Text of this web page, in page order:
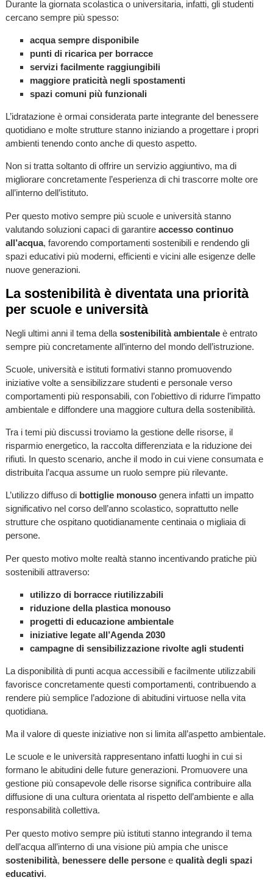
Durante la giornata scolastica o universitaria, infatti, gli studenti
cercano sempre più spesso:
acqua sempre disponibile
punti di ricarica per borracce
servizi facilmente raggiungibili
maggiore praticità negli spostamenti
spazi comuni più funzionali
L’idratazione è ormai considerata parte integrante del benessere
quotidiano e molte strutture stanno iniziando a progettare i propri
ambienti tenendo conto anche di questo aspetto.
Non si tratta soltanto di offrire un servizio aggiuntivo, ma di
migliorare concretamente l’esperienza di chi trascorre molte ore
all’interno dell’istituto.
Per questo motivo sempre più scuole e università stanno
valutando soluzioni capaci di garantire accesso continuo
all’acqua, favorendo comportamenti sostenibili e rendendo gli
spazi educativi più moderni, efficienti e vicini alle esigenze delle
nuove generazioni.
La sostenibilità è diventata una priorità
per scuole e università
Negli ultimi anni il tema della sostenibilità ambientaleè entrato
sempre più concretamente all’interno del mondo dell’istruzione.
Scuole, università e istituti formativi stanno promuovendo
iniziative volte a sensibilizzare studenti e personale verso
comportamenti più responsabili, con l’obiettivo di ridurre l’impatto
ambientale e diffondere una maggiore cultura della sostenibilità.
Tra i temi più discussi troviamo la gestione delle risorse, il
risparmio energetico, la raccolta differenziata e la riduzione dei
rifiuti. In questo scenario, anche il modo in cui viene consumata e
distribuita l’acqua assume un ruolo sempre più rilevante.
L’utilizzo diffuso di bottiglie monousogenera infatti un impatto
significativo nel corso dell’anno scolastico, soprattutto nelle
strutture che ospitano quotidianamente centinaia o migliaia di
persone.
Per questo motivo molte realtà stanno incentivando pratiche più
sostenibili attraverso:
utilizzo di borracce riutilizzabili
riduzione della plastica monouso
progetti di educazione ambientale
iniziative legate all’Agenda 2030
campagne di sensibilizzazione rivolte agli studenti
La disponibilità di punti acqua accessibili e facilmente utilizzabili
favorisce concretamente questi comportamenti, contribuendo a
rendere più semplice l’adozione di abitudini virtuose nella vita
quotidiana.
Ma il valore di queste iniziative non si limita all’aspetto ambientale.
Le scuole e le università rappresentano infatti luoghi in cui si
formano le abitudini delle future generazioni. Promuovere una
gestione più consapevole delle risorse significa contribuire alla
diffusione di una cultura orientata al rispetto dell’ambiente e alla
responsabilità collettiva.
Per questo motivo sempre più istituti stanno integrando il tema
dell’acqua all’interno di una visione più ampia che unisce
sostenibilità, benessere delle personee qualità degli spazi
educativi.